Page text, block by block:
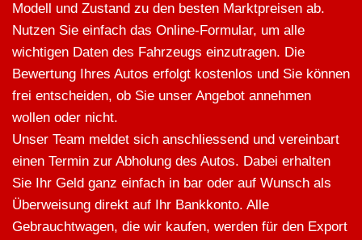
Modell und Zustand zu den besten Marktpreisen ab.
Nutzen Sie einfach das Online-Formular, um alle
wichtigen Daten des Fahrzeugs einzutragen. Die
Bewertung Ihres Autos erfolgt kostenlos und Sie können
frei entscheiden, ob Sie unser Angebot annehmen
wollen oder nicht.
Unser Team meldet sich anschliessend und vereinbart
einen Termin zur Abholung des Autos. Dabei erhalten
Sie Ihr Geld ganz einfach in bar oder auf Wunsch als
Überweisung direkt auf Ihr Bankkonto. Alle
Gebrauchtwagen, die wir kaufen, werden für den Export